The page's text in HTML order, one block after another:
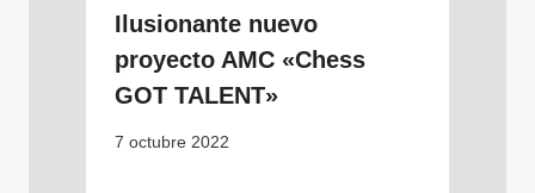
Ilusionante nuevo
proyecto AMC «Chess
GOT TALENT»
7 octubre 2022